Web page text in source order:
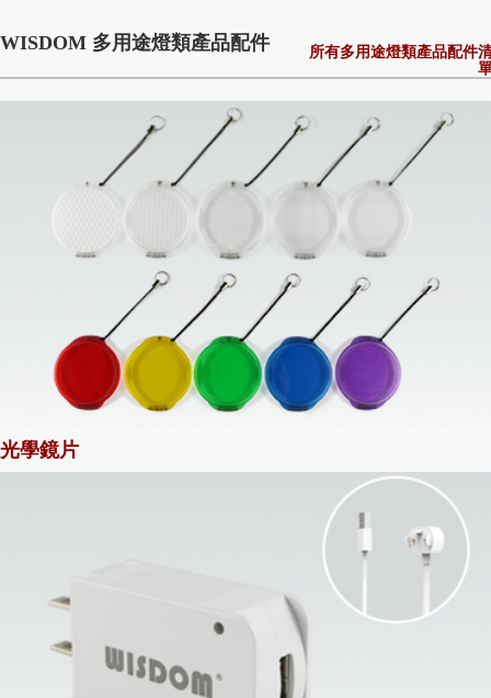
WISDOM 多用途燈類產品配件
所有多用途燈類產品配件
光學鏡片